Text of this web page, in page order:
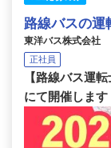
路線バスの運
東洋バス株式会社
正社員
【路線バス運
にて開催します